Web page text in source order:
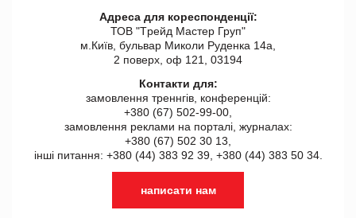
Адреса для кореспонденції:
ТОВ "Tрейд Мастер Груп"
м.Київ, бульвар Миколи Руденка 14а,
2 поверх, оф 121, 03194
Контакти для:
замовлення треннгів, конференцій:
+380 (67) 502-99-00,
замовлення реклами на порталі, журналах:
+380 (67) 502 30 13,
інші питання: +380 (44) 383 92 39, +380 (44) 383 50 34.
написати нам